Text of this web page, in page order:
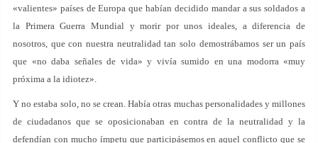
«valientes» países de Europa que habían decidido mandar a sus soldados a
la Primera Guerra Mundial y morir por unos ideales, a diferencia de
nosotros, que con nuestra neutralidad tan solo demostrábamos ser un país
que «no daba señales de vida» y vivía sumido en una modorra «muy
próxima a la idiotez».
Y no estaba solo, no se crean. Había otras muchas personalidades y millones
de ciudadanos que se oposicionaban en contra de la neutralidad y la
defendían con mucho ímpetu que participásemos en aquel conflicto que se